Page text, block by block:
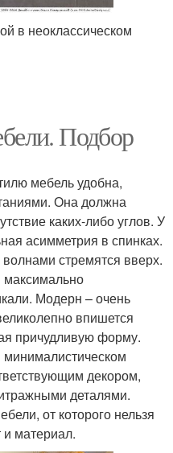
в неоклассическом
Подбор
мебель удобна,
Она должна
каких-либо углов. У
асимметрия в спинках.
стремятся вверх.
Модерн – очень
впишется
причудливую форму.
декором,
деталями.
от которого нельзя
и материал.